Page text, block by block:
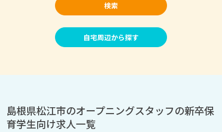
検索
自宅周辺から探す
島根県松江市のオープニングスタッフの新卒保
育学生向け求人一覧